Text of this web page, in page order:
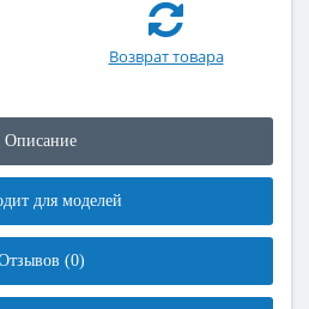
Возврат товара
Описание
для моделей
(0)